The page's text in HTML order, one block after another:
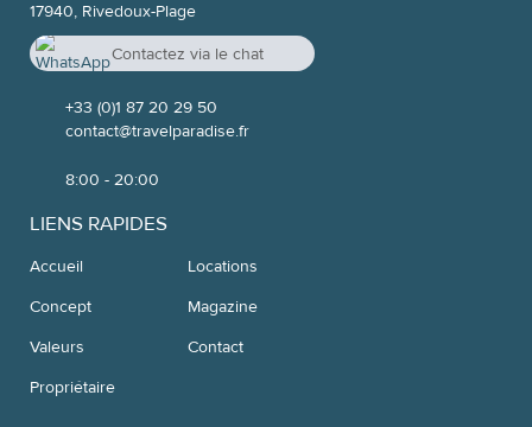
17940, Rivedoux-Plage
Contactez via le chat
Whatsapp
+33 (0)1 87 20 29 50
contact@travelparadise.fr
8:00 - 20:00
LIENS RAPIDES
Accueil
Locations
Concept
Magazine
Valeurs
Contact
Propriétaire